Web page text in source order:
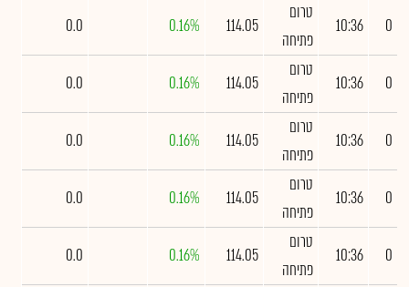
0
10:36
טרום
פתיחה
114.05
0.16%
0.0
0
10:36
טרום
פתיחה
114.05
0.16%
0.0
0
10:36
טרום
פתיחה
114.05
0.16%
0.0
0
10:36
טרום
פתיחה
114.05
0.16%
0.0
0
10:36
טרום
פתיחה
114.05
0.16%
0.0